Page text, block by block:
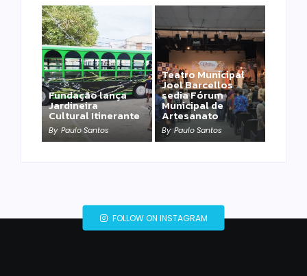
Fundação lança
Jardineira
Cultural Itinerante
By Paulo Santos
Teatro Municipal
Joel Barcellos
sedia Fórum
Municipal de
Artesanato
By Paulo Santos
FOLLOW ON INSTAGRAM